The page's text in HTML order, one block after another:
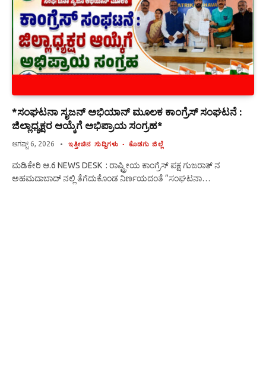
*ಸಂಘಟನಾ ಸೃಜನ್ ಅಭಿಯಾನ್ ಮೂಲಕ ಕಾಂಗ್ರೆಸ್ ಸಂಘಟನೆ :
ಜಿಲ್ಲಾಧ್ಯಕ್ಷರ ಆಯ್ಕೆಗೆ ಅಭಿಪ್ರಾಯ ಸಂಗ್ರಹ*
ಆಗಷ್ಟ್ 6, 2026 ಇತ್ತೀಚಿನ ಸುದ್ದಿಗಳು ಕೊಡಗು ಜಿಲ್ಲೆ
ಮಡಿಕೇರಿ ಆ.6 NEWS DESK : ರಾಷ್ಟ್ರೀಯ ಕಾಂಗ್ರೆಸ್ ಪಕ್ಷ ಗುಜರಾತ್ ನ
ಅಹಮದಾಬಾದ್ ನಲ್ಲಿ ತೆಗೆದುಕೊಂಡ ನಿರ್ಣಯದಂತೆ “ಸಂಘಟನಾ…